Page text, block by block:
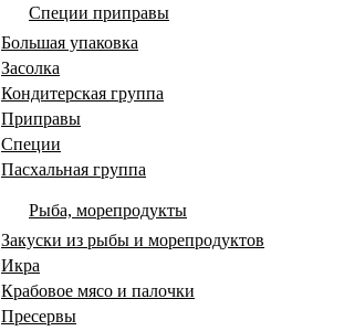
Специи приправы
Большая упаковка
Засолка
Кондитерская группа
Приправы
Специи
Пасхальная группа
Рыба, морепродукты
Закуски из рыбы и морепродуктов
Икра
Крабовое мясо и палочки
Пресервы